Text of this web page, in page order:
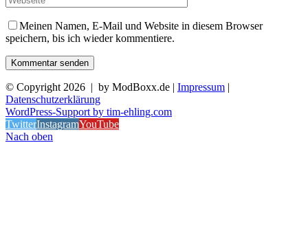
Meinen Namen, E-Mail und Website in diesem Browser
speichern, bis ich wieder kommentiere.
© Copyright 2026 | by ModBoxx.de | Impressum |
Datenschutzerklärung
WordPress-Support by tim-ehling.com
TwitterInstagramYouTube
Nach oben